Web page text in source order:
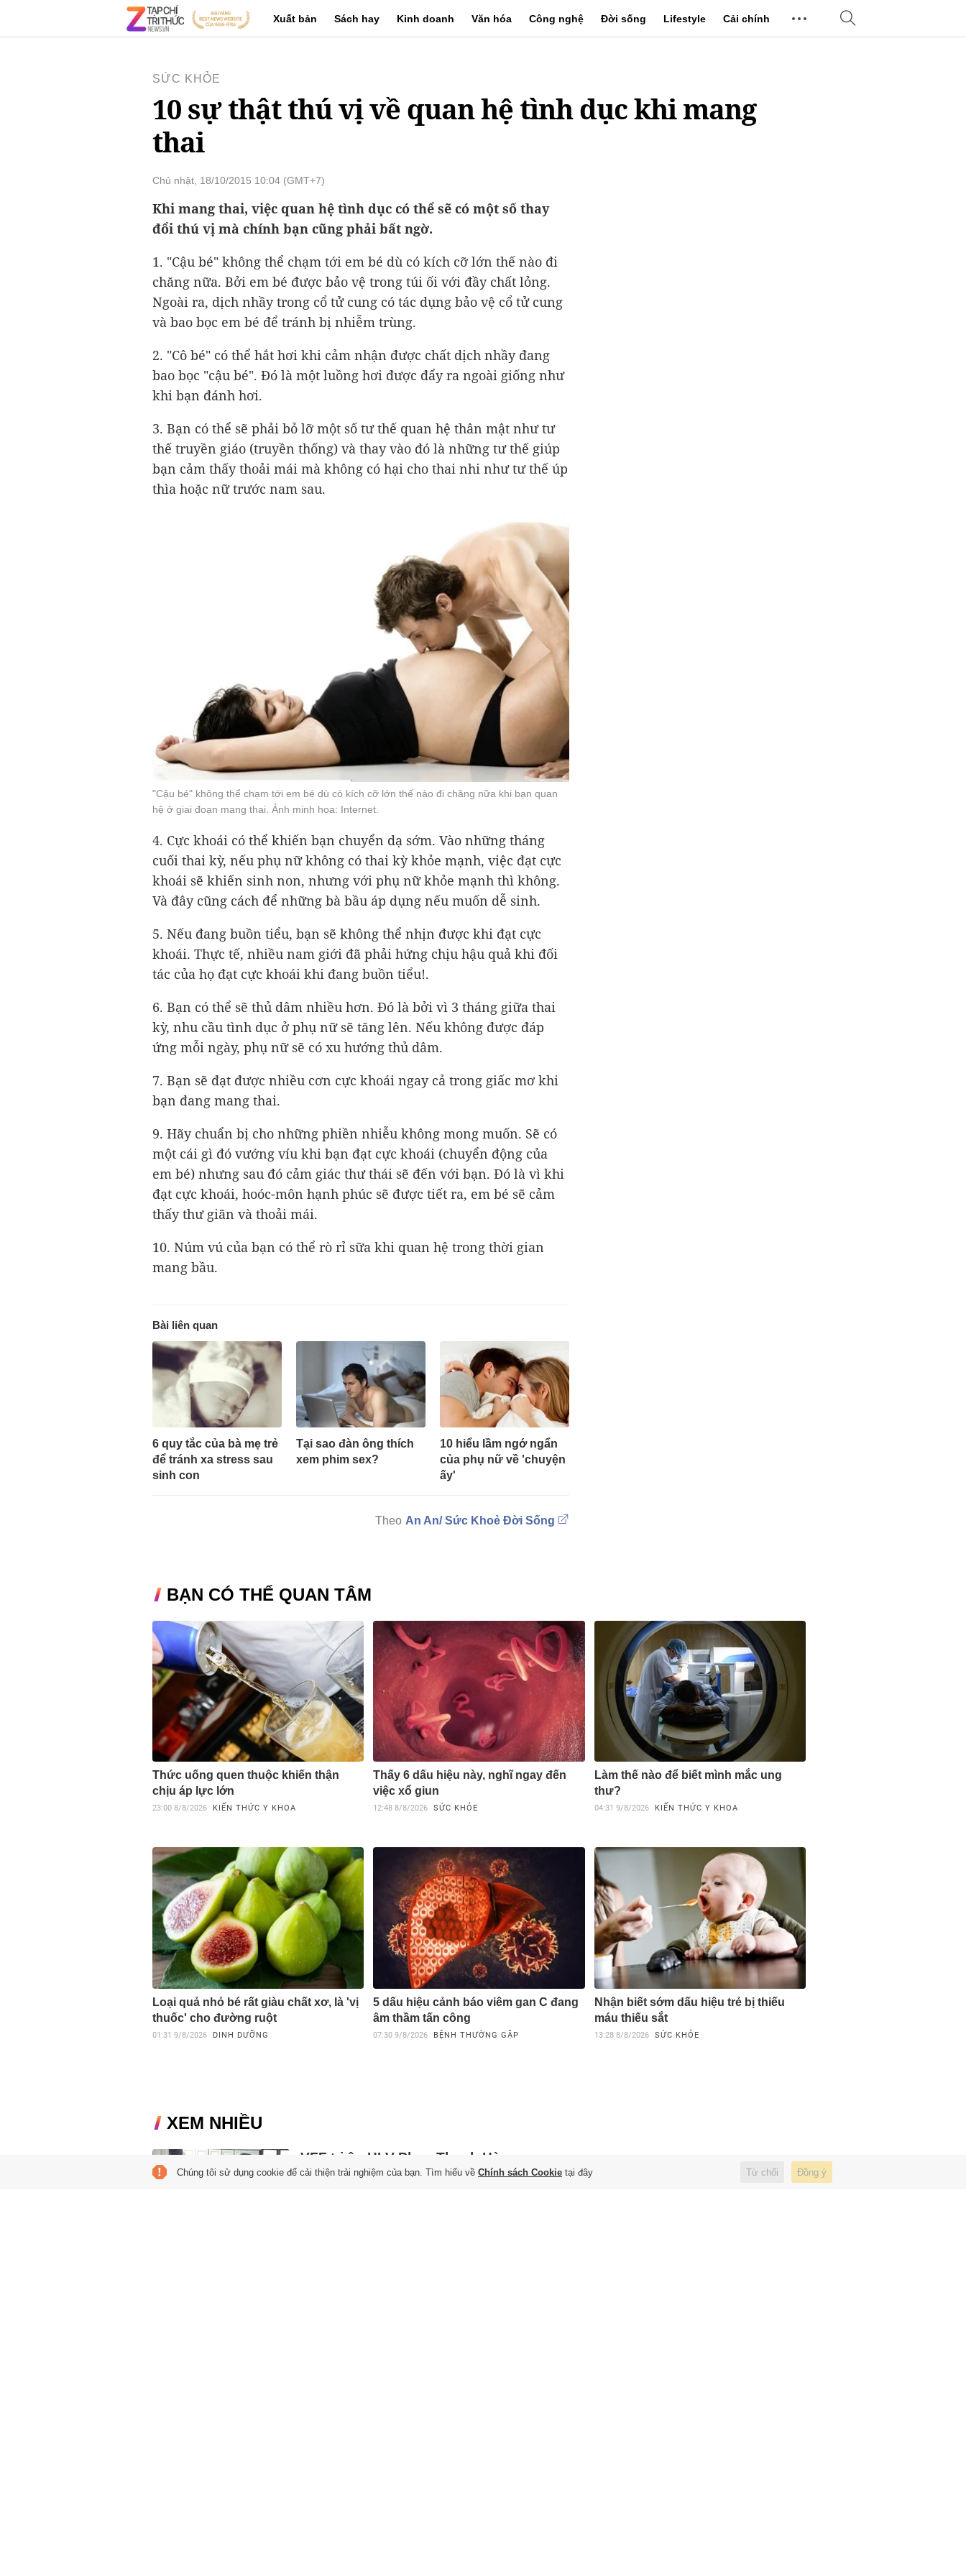
Xuất bản Sách hay Kinh doanh Văn hóa Công nghệ Đời sống Lifestyle Cải chính
SỨC KHỎE
10 sự thật thú vị về quan hệ tình dục khi mang
thai
Chủ nhật, 18/10/2015 10:04 (GMT+7)
Khi mang thai, việc quan hệ tình dục có thể sẽ có một số thay
đổi thú vị mà chính bạn cũng phải bất ngờ.
1. "Cậu bé" không thể chạm tới em bé dù có kích cỡ lớn thế nào đi
chăng nữa. Bởi em bé được bảo vệ trong túi ối với đầy chất lỏng.
Ngoài ra, dịch nhầy trong cổ tử cung có tác dụng bảo vệ cổ tử cung
và bao bọc em bé để tránh bị nhiễm trùng.
2. "Cô bé" có thể hắt hơi khi cảm nhận được chất dịch nhầy đang
bao bọc "cậu bé". Đó là một luồng hơi được đẩy ra ngoài giống như
khi bạn đánh hơi.
3. Bạn có thể sẽ phải bỏ lỡ một số tư thế quan hệ thân mật như tư
thế truyền giáo (truyền thống) và thay vào đó là những tư thế giúp
bạn cảm thấy thoải mái mà không có hại cho thai nhi như tư thế úp
thìa hoặc nữ trước nam sau.
"Cậu bé" không thể chạm tới em bé dù có kích cỡ lớn thế nào đi chăng nữa khi bạn quan
hệ ở giai đoạn mang thai. Ảnh minh họa: Internet.
4. Cực khoái có thể khiến bạn chuyển dạ sớm. Vào những tháng
cuối thai kỳ, nếu phụ nữ không có thai kỳ khỏe mạnh, việc đạt cực
khoái sẽ khiến sinh non, nhưng với phụ nữ khỏe mạnh thì không.
Và đây cũng cách để những bà bầu áp dụng nếu muốn dễ sinh.
5. Nếu đang buồn tiểu, bạn sẽ không thể nhịn được khi đạt cực
khoái. Thực tế, nhiều nam giới đã phải hứng chịu hậu quả khi đối
tác của họ đạt cực khoái khi đang buồn tiểu!.
6. Bạn có thể sẽ thủ dâm nhiều hơn. Đó là bởi vì 3 tháng giữa thai
kỳ, nhu cầu tình dục ở phụ nữ sẽ tăng lên. Nếu không được đáp
ứng mỗi ngày, phụ nữ sẽ có xu hướng thủ dâm.
7. Bạn sẽ đạt được nhiều cơn cực khoái ngay cả trong giấc mơ khi
bạn đang mang thai.
9. Hãy chuẩn bị cho những phiền nhiễu không mong muốn. Sẽ có
một cái gì đó vướng víu khi bạn đạt cực khoái (chuyển động của
em bé) nhưng sau đó cảm giác thư thái sẽ đến với bạn. Đó là vì khi
đạt cực khoái, hoóc-môn hạnh phúc sẽ được tiết ra, em bé sẽ cảm
thấy thư giãn và thoải mái.
10. Núm vú của bạn có thể rò rỉ sữa khi quan hệ trong thời gian
mang bầu.
Bài liên quan
6 quy tắc của bà mẹ trẻ
để tránh xa stress sau
sinh con
Tại sao đàn ông thích
xem phim sex?
10 hiểu lầm ngớ ngẩn
của phụ nữ về 'chuyện
ấy'
An An/ Sức Khoẻ Đời Sống
BẠN CÓ THỂ QUAN TÂM
Thức uống quen thuộc khiến thận
chịu áp lực lớn
23:00 8/8/2026 KIẾN THỨC Y KHOA
Thấy 6 dấu hiệu này, nghĩ ngay đến
việc xổ giun
12:48 8/8/2026 SỨC KHỎE
Làm thế nào để biết mình mắc ung
thư?
04:31 9/8/2026 KIẾN THỨC Y KHOA
Loại quả nhỏ bé rất giàu chất xơ, là 'vị
thuốc' cho đường ruột
01:31 9/8/2026 DINH DƯỠNG
5 dấu hiệu cảnh báo viêm gan C đang
âm thầm tấn công
07:30 9/8/2026 BỆNH THƯỜNG GẶP
Nhận biết sớm dấu hiệu trẻ bị thiếu
máu thiếu sắt
13:28 8/8/2026 SỨC KHỎE
XEM NHIỀU
VFF tri ân HLV Phan Thanh Hùng
16:07 9/8/2026
Chúng tôi sử dụng cookie để cải thiện trải nghiệm của bạn. Tìm hiểu về Chính sách Cookie tại đây Từ chối Đồng ý